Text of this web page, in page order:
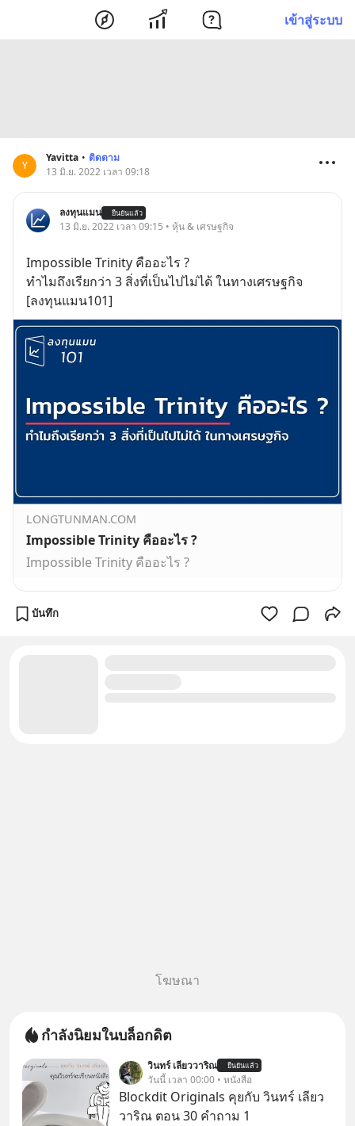
เข้าสู่ระบบ
Y
Yavitta • ติดตาม
13 มิ.ย. 2022 เวลา 09:18
ลงทุนแมน ยืนยันแล้ว
13 มิ.ย. 2022 เวลา 09:15 • หุ้น & เศรษฐกิจ
Impossible Trinity คืออะไร ?
ทำไมถึงเรียกว่า 3 สิ่งที่เป็นไปไม่ได้ ในทางเศรษฐกิจ
[ลงทุนแมน101]
LONGTUNMAN.COM
Impossible Trinity คืออะไร ?
Impossible Trinity คืออะไร ?
บันทึก
โฆษณา
กำลังนิยมในบล็อกดิต
วินทร์ เลียววาริณ ยืนยันแล้ว
วันนี้ เวลา 00:00 • หนังสือ
Blockdit Originals คุยกับ วินทร์ เลียว
วาริณ ตอน 30 คำถาม 1